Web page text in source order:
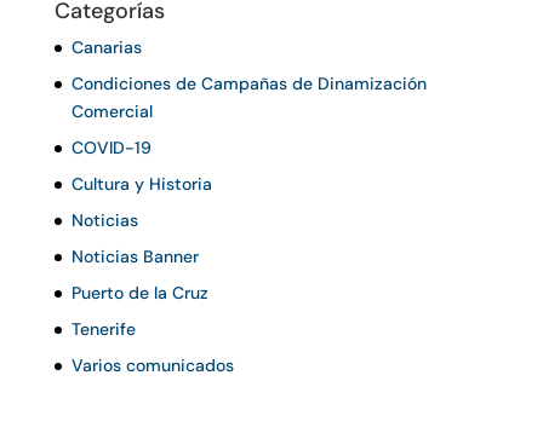
Categorías
Canarias
Condiciones de Campañas de Dinamización
Comercial
COVID-19
Cultura y Historia
Noticias
Noticias Banner
Puerto de la Cruz
Tenerife
Varios comunicados